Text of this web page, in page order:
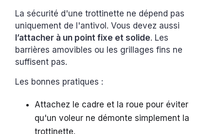
La sécurité d'une trottinette ne dépend pas
uniquement de l'antivol. Vous devez aussi
l’attacher à un point fixe et solide. Les
barrières amovibles ou les grillages fins ne
suffisent pas.
Les bonnes pratiques :
Attachez le cadre et la roue pour éviter
qu'un voleur ne démonte simplement la
trottinette.